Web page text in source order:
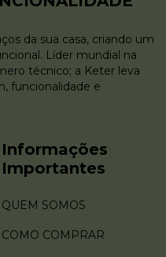
da sua casa, criando um
Líder mundial na
técnico; a Keter leva
funcionalidade e
Informações
Importantes
QUEM SOMOS
COMO COMPRAR